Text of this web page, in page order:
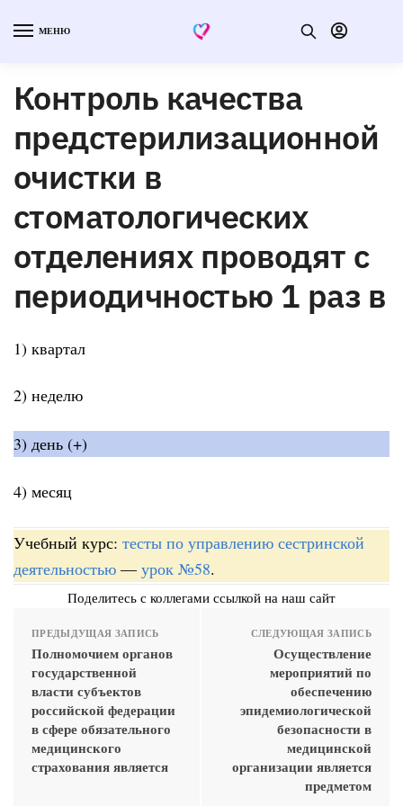
МЕНЮ
Контроль качества
предстерилизационной
очистки в
стоматологических
отделениях проводят с
периодичностью 1 раз в
1) квартал
2) неделю
3) день (+)
4) месяц
Учебный курс: тесты по управлению сестринской
деятельностью — урок №58.
Поделитесь с коллегами ссылкой на наш сайт
ПРЕДЫДУЩАЯ ЗАПИСЬ
Полномочием органов
государственной
власти субъектов
российской федерации
в сфере обязательного
медицинского
страхования является
СЛЕДУЮЩАЯ ЗАПИСЬ
Осуществление
мероприятий по
обеспечению
эпидемиологической
безопасности в
медицинской
организации является
предметом